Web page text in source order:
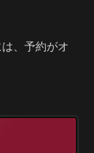
、予約がオ